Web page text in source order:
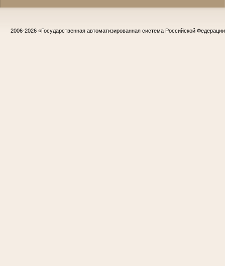
2006-2026 «Государственная автоматизированная система Российской